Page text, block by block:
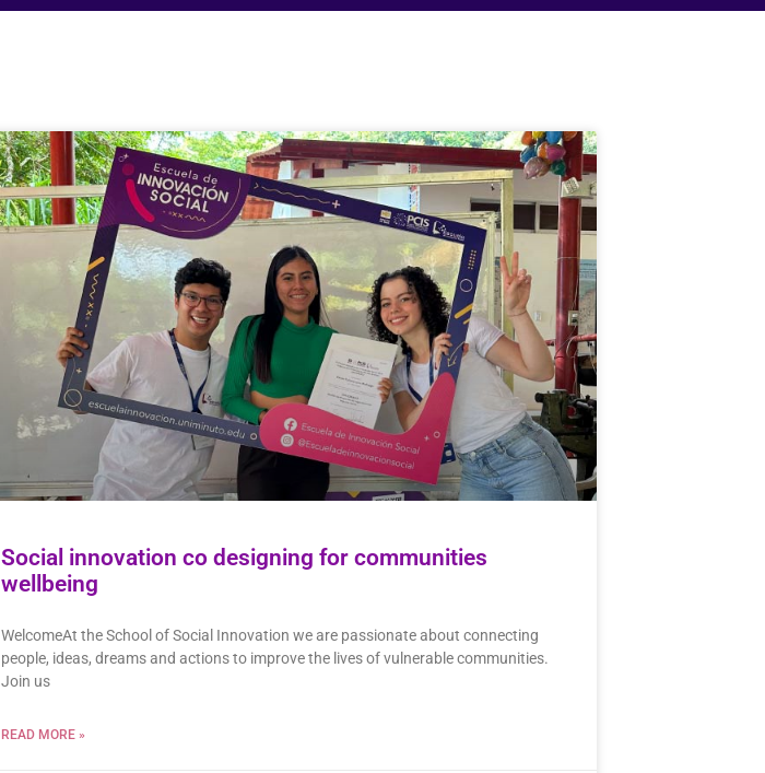
Social innovation co designing for communities
wellbeing
WelcomeAt the School of Social Innovation we are passionate about connecting
people, ideas, dreams and actions to improve the lives of vulnerable communities.
Join us
READ MORE »